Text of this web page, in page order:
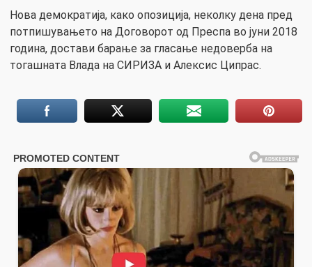
Нова демократија, како опозиција, неколку дена пред
потпишувањето на Договорот од Преспа во јуни 2018
година, достави барање за гласање недоверба на
тогашната Влада на СИРИЗА и Алексис Ципрас.